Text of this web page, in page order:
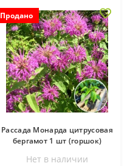
Продано
Рассада Монарда цитрусовая
бергамот 1 шт (горшок)
Нет в наличии